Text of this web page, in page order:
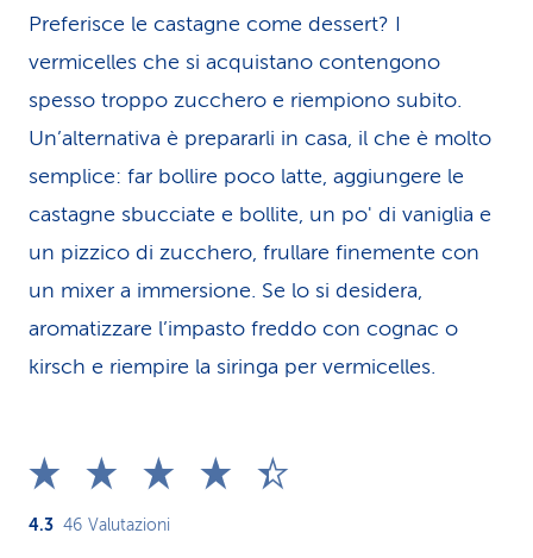
Preferisce le castagne come dessert? I
vermicelles che si acquistano contengono
spesso troppo zucchero e riempiono subito.
Un’alternativa è prepararli in casa, il che è molto
semplice: far bollire poco latte, aggiungere le
castagne sbucciate e bollite, un po' di vaniglia e
un pizzico di zucchero, frullare finemente con
un mixer a immersione. Se lo si desidera,
aromatizzare l’impasto freddo con cognac o
kirsch e riempire la siringa per vermicelles.
4.3 46 Valutazioni